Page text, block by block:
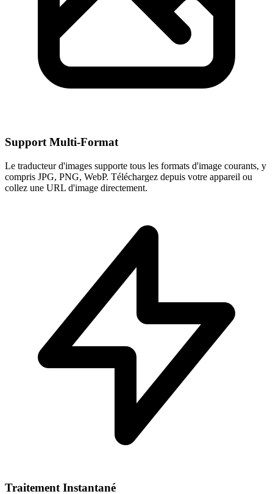
Support Multi-Format
Le traducteur d'images supporte tous les formats d'image courants, y
compris JPG, PNG, WebP. Téléchargez depuis votre appareil ou
collez une URL d'image directement.
Traitement Instantané